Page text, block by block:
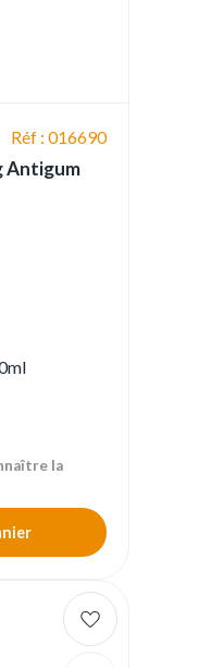
Réf : 016690
Antigum
la